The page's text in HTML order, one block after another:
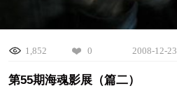
1,852 0 2008-12-23
第55期海魂影展（篇二）